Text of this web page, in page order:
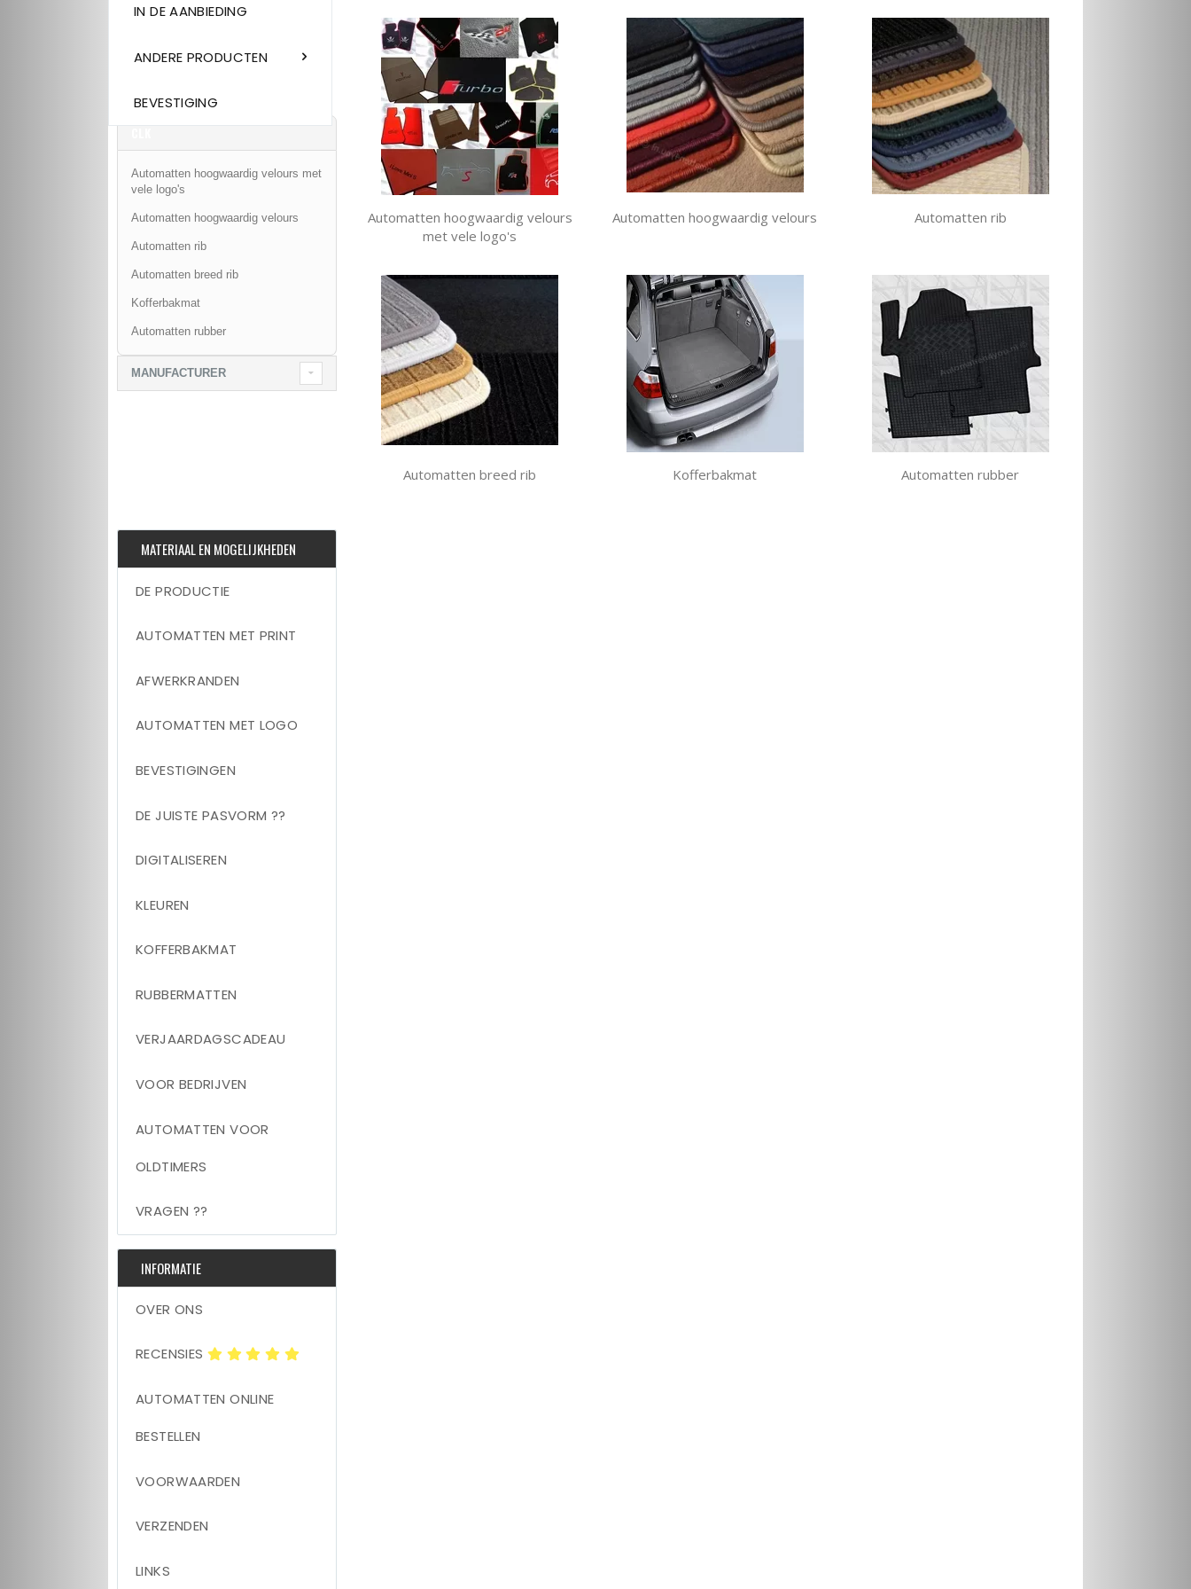
IN DE AANBIEDING
ANDERE PRODUCTEN
BEVESTIGING
Automatten hoogwaardig velours
met vele logo's
Automatten hoogwaardig velours Automatten rib
Automatten breed rib Kofferbakmat Automatten rubber
Automatten hoogwaardig velours met
vele logo's
Automatten hoogwaardig velours
Automatten rib
Automatten breed rib
Kofferbakmat
Automatten rubber
MANUFACTURER
MATERIAAL EN MOGELIJKHEDEN
DE PRODUCTIE
AUTOMATTEN MET PRINT
AFWERKRANDEN
AUTOMATTEN MET LOGO
BEVESTIGINGEN
DE JUISTE PASVORM ??
DIGITALISEREN
KLEUREN
KOFFERBAKMAT
RUBBERMATTEN
VERJAARDAGSCADEAU
VOOR BEDRIJVEN
AUTOMATTEN VOOR
OLDTIMERS
VRAGEN ??
INFORMATIE
OVER ONS
RECENSIES
AUTOMATTEN ONLINE
BESTELLEN
VOORWAARDEN
VERZENDEN
LINKS